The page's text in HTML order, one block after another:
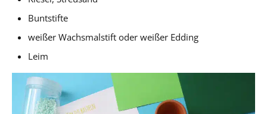
Buntstifte
weißer Wachsmalstift oder weißer Edding
Leim